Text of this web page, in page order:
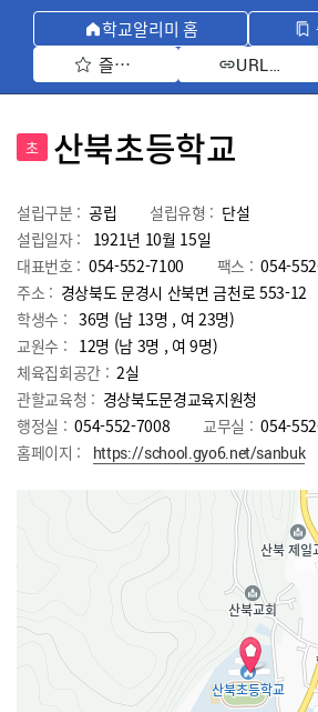
학교알리미 홈
즐겨찾기 선택
URL 복사
초 산북초등학교
설립구분 : 공립 설립유형 : 단설
설립일자 :
1921년 10월 15일
대표번호 : 054-552-7100 팩스 : 054-
주소 : 경상북도 문경시 산북면 금천로 553-12
학생수 : 36명 (남 13명 , 여 23명)
교원수 : 12명 (남 3명 , 여9명)
체육집회공간 : 2실
관할교육청 : 경상북도문경교육지원청
행정실 : 054-552-7008 교무실 : 054-
홈페이지 :
https://school.gyo6.net/sanbuk